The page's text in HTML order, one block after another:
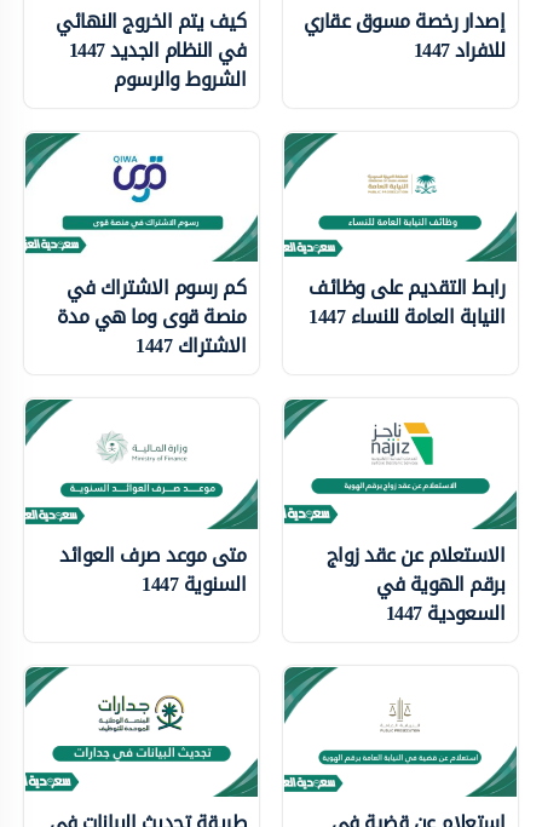
إصدار رخصة مسوق عقاري
للافراد 1447
كيف يتم الخروج النهائي
في النظام الجديد 1447
الشروط والرسوم
رابط التقديم على وظائف
النيابة العامة للنساء 1447
كم رسوم الاشتراك في
منصة قوى وما هي مدة
الاشتراك 1447
الاستعلام عن عقد زواج
برقم الهوية في
السعودية 1447
متى موعد صرف العوائد
السنوية 1447